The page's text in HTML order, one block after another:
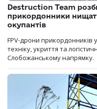
Destruction Team
прикордонники
окупантів
FPV-дрони прикордонників
техніку, укриття та
Слобожанському напрямку.